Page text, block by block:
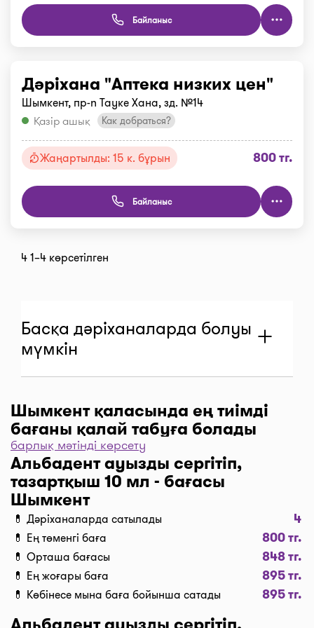
Байланыс
Дәріхана "Аптека низких цен"
Шымкент, пр-n Тауке Хана, зд. №14
Қазір ашық
Как добраться?
Жаңартылды: 15 к. бұрын 800 тг.
Байланыс
4 1–4 көрсетілген
Басқа дәріханаларда болуы
мүмкін
Дәріхана "Аптека "Биосфера""
Шымкент, ул. Ж. Шаяхметова, 43
Жаңартылды: 1 с. бұрын
1 1–1 көрсетілген
Шымкент қаласында ең тиімді
бағаны қалай табуға болады
Дәріханаларды баға бойынша іріктеу үшін “Сүзгі”
түймесін, одан әрі “Бағасы бойынша, 1… бастап
…” және “Таңдау” деген түймені басыңыз.
Дәріханадағы ең төмен баға сіздің алдыңызда. I-
teka сервисінің көмегімен үнемдеңіз!
Жеткізу
Шымкент қаласында дәрі-дәрмекті тез жеткізу
керек пе? Қажетті дәрілерді “Сатып алу” түймесі
бойынша кәрзеңкеге салып, “Дәріхананы таңдау”
түймесін басып тапсырыс ресімдеңіз, содан соң
барлық мәтінді көрсету
Альбадент ауызды сергітіп,
тазартқыш 10 мл - бағасы
Шымкент
💊 Дәріханаларда сатылады 4
💊 Ең төменгі баға 800 тг.
💊 Орташа бағасы 848 тг.
💊 Ең жоғары баға 895 тг.
💊 Көбінесе мына баға бойынша сатады 895 тг.